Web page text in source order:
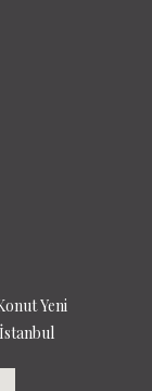
Yeni